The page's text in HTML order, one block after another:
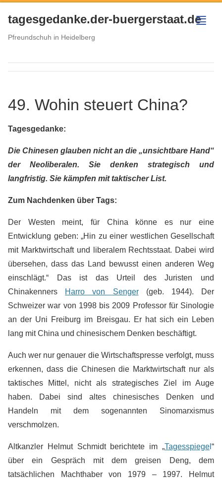
tagesgedanke.der-buergerstaat.de
Pfreundschuh in Heidelberg
menu
49. Wohin steuert China?
Tagesgedanke:
Die Chinesen glauben nicht an die „unsichtbare Hand“
der Neoliberalen. Sie denken strategisch und
langfristig. Sie kämpfen mit taktischer List.
Zum Nachdenken über Tags:
Der Westen meint, für China könne es nur eine
Entwicklung geben: „Hin zu einer westlichen Gesellschaft
mit Marktwirtschaft und liberalem Rechtsstaat. Dabei wird
übersehen, dass das Land bewusst einen anderen Weg
einschlägt.“ Das ist das Urteil des Juristen und
Chinakenners
Harro von Senger(geb. 1944). Der
Schweizer war von 1998 bis 2009 Professor für Sinologie
an der Uni Freiburg im Breisgau. Er hat sich ein Leben
lang mit China und chinesischem Denken beschäftigt.
Auch wer nur genauer die Wirtschaftspresse verfolgt, muss
erkennen, dass die Chinesen die Marktwirtschaft nur als
taktisches Mittel, nicht als strategisches Ziel im Auge
haben. Dabei sind altes chinesisches Denken und
Handeln mit dem sogenannten Sinomarxismus
verschmolzen.
Altkanzler Helmut Schmidt berichtete im „Tagesspiege “
über ein Gespräch mit dem greisen Deng, dem
tatsächlichen Machthaber von 1979 – 1997. Helmut